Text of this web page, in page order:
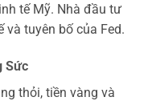
tế Mỹ. Nhà đầu tư
và tuyên bố của Fed.
Sức
thỏi, tiền vàng và